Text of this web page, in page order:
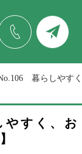
暮らしやす
すく、お